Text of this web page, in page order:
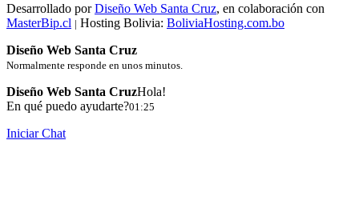
Desarrollado porDiseño Web Santa Cruz, en colaboración con
MasterBip.cl | Hosting Bolivia: BoliviaHosting.com.bo
Diseño Web Santa Cruz
Normalmente responde en unos minutos.
Diseño Web Santa CruzHola!
En qué puedo ayudarte?01:25
Iniciar Chat